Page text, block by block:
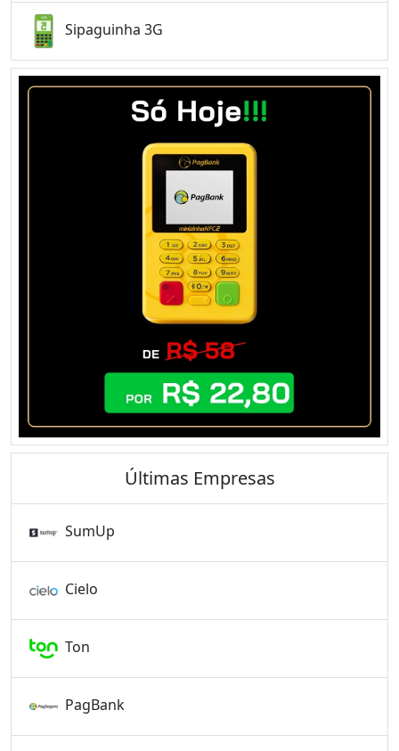
Sipaguinha 3G
Últimas Empresas
SumUp
Cielo
Ton
PagBank